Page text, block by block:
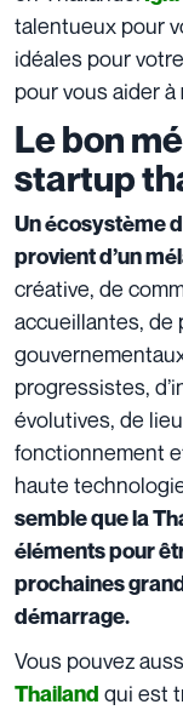
talentueux pour
idéales pour
pour vous aider à
Le bon
startup
Un écosystème
provient d’un
créative, de
accueillantes, de
progressistes,
évolutives, de
fonctionnement
haute
semble que la
éléments pour
prochaines
démarrage.
Vous pouvez
Thailand qui est